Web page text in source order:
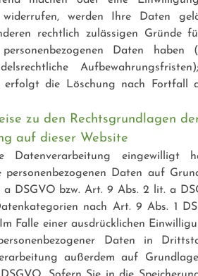
widerrufen, werden Ihre Daten
rechtlich zulässigen Gründe
Daten haben
erfolgt die Löschung nach Fortfall
zu den Rechtsgrundlagen
auf dieser Website
eingewilligt
Daten auf
DSGVO bzw. Art. 9 Abs. 2 lit. a
nach Art. 9 Abs. 1
Falle einer ausdrücklichen
Daten in
außerdem auf